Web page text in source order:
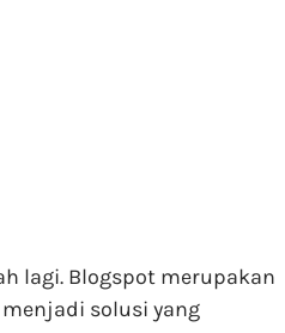
lagi. Blogspot merupakan
solusi yang